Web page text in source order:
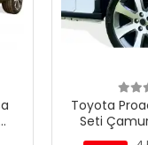
Toyota
Seti